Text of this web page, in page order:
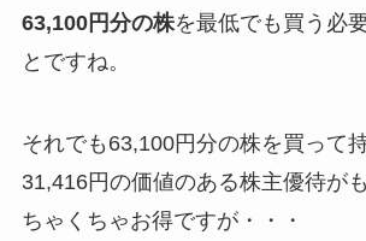
63,100円分の株を最低でも買う必
とですね。
それでも63,100円分の株を買って
31,416円の価値のある株主優待が
ちゃくちゃお得ですが・・・